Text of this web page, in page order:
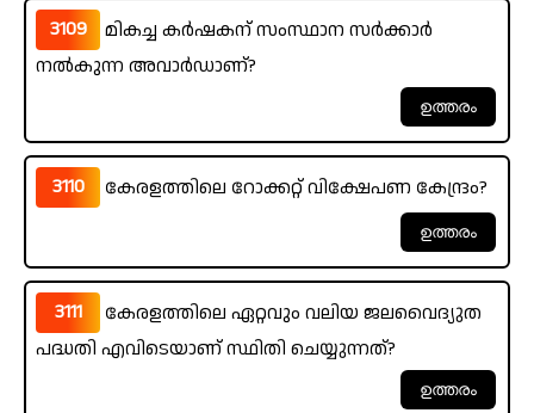
3109
മികച്ച കർഷകന് സംസ്ഥാന സർക്കാർ
നൽകുന്ന അവാർഡാണ്?
3110 കേരളത്തിലെ റോക്കറ്റ് വിക്ഷേപണ കേന്ദ്രം?
3111
കേരളത്തിലെ ഏറ്റവും വലിയ ജലവൈദ്യുത
പദ്ധതി എവിടെയാണ് സ്ഥിതി ചെയ്യുന്നത്?